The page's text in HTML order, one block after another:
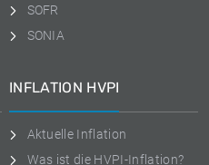
SOFR
SONIA
INFLATION HVPI
Aktuelle Inflation
Was ist die HVPI-Inflation?